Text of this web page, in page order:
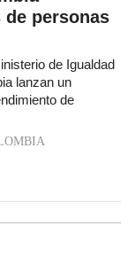
personas
de Igualdad
lanzan un
de